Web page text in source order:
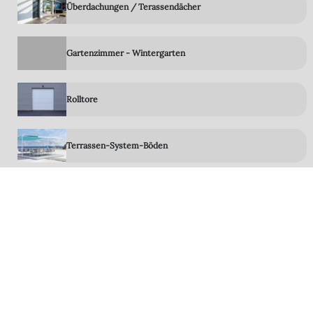
Überdachungen / Terassendächer
Gartenzimmer - Wintergarten
Rolltore
Terrassen-System-Böden